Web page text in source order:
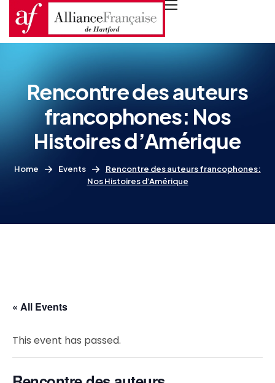
Rencontre des auteurs
francophones: Nos
Histoires d’Amérique
Home Events
Rencontre des auteurs francophones:
Nos Histoires d’Amérique
« All Events
This event has passed.